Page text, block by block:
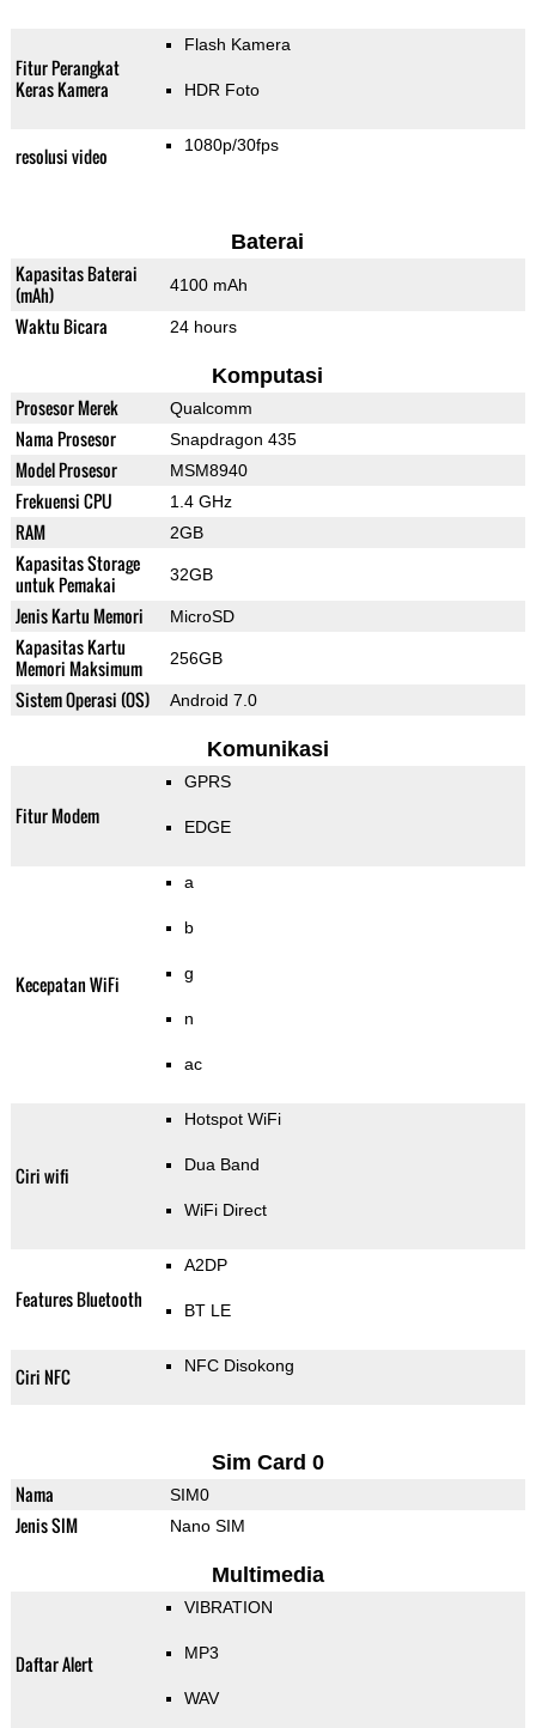
Fitur Perangkat
Keras Kamera
Flash Kamera
HDR Foto
resolusi video 1080p/30fps
Baterai
Kapasitas Baterai
(mAh)
4100 mAh
Waktu Bicara 24 hours
Komputasi
Prosesor Merek Qualcomm
Nama Prosesor Snapdragon 435
Model Prosesor MSM8940
Frekuensi CPU 1.4 GHz
RAM 2GB
Kapasitas Storage
untuk Pemakai
32GB
Jenis Kartu Memori MicroSD
Kapasitas Kartu
Memori Maksimum
256GB
Sistem Operasi (OS) Android 7.0
Komunikasi
Fitur Modem
GPRS
EDGE
Kecepatan WiFi
a
b
g
n
ac
Ciri wifi
Hotspot WiFi
Dua Band
WiFi Direct
Features Bluetooth
A2DP
BT LE
Ciri NFC NFC Disokong
Sim Card 0
Nama SIM0
Jenis SIM Nano SIM
Multimedia
Daftar Alert
VIBRATION
MP3
WAV